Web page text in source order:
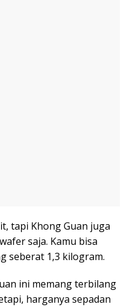
tapi Khong Guan juga
saja. Kamu bisa
seberat 1,3 kilogram.
ini memang terbilang
harganya sepadan